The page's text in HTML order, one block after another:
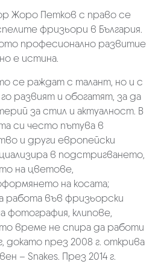
Жоро Петков с право се
фризьори в България.
професионално развитие
е истина.
се раждат с талант, но и с
развият и обогатят, за да
за стил и актуалност. В
си често пътува в
и други европейски
в подстригването,
на цветове,
на косата;
работа във фризьорски
фотография, клипове,
време не спира да работи
докато през 2008 г. открива
– Snakes. През 2014 г.